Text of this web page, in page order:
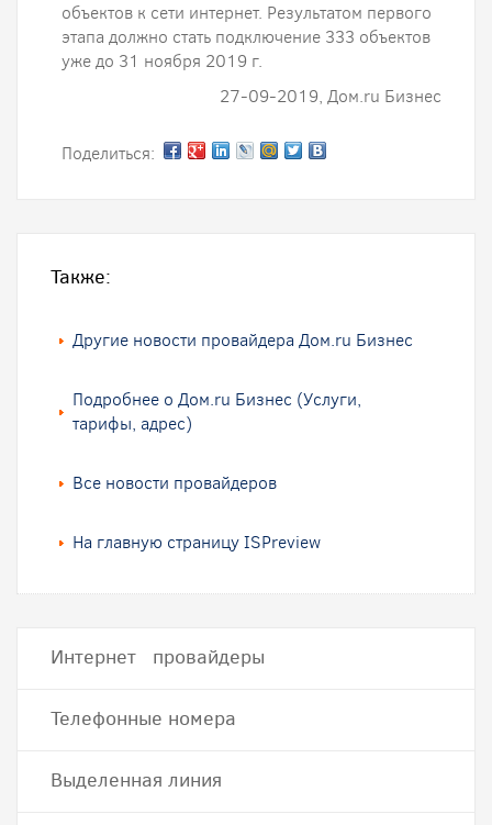
объектов к сети интернет. Результатом первого
этапа должно стать подключение 333 объектов
уже до 31 ноября 2019 г.
27-09-2019, Дом.ru Бизнес
Поделиться:
Также:
Другие новости провайдера Дом.ru Бизнес
Подробнее о Дом.ru Бизнес (Услуги,
тарифы, адрес)
Все новости провайдеров
На главную страницу ISPreview
Интернет провайдеры
Телефонные номера
Выделенная линия